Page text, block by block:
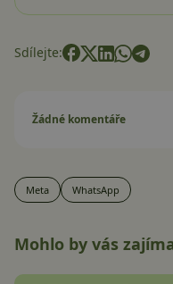
Sdílejte:
Žádné komentáře
Meta WhatsApp
Mohlo by vás